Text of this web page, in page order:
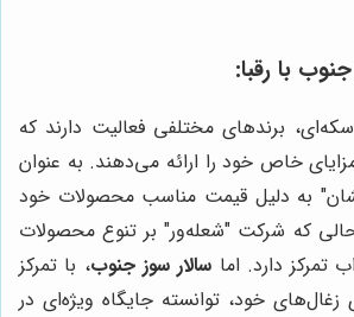
جنوب با رقبا:
سکه‌ای، برندهای مختلفی فعالیت دارند که
خاص خود را ارائه می‌دهند. به عنوان
به دلیل قیمت مناسب محصولات خود
که شرکت "شعله‌ور" بر تنوع محصولات
دارد. اما سالار سوز جنوب، با تمرکز
زغال‌های خود، توانسته جایگاه ویژه‌ای در